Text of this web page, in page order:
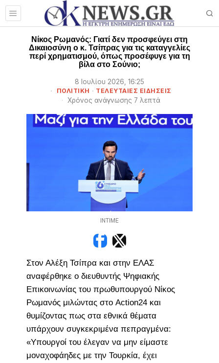
Νίκος Ρωμανός: Γιατί δεν προσφεύγει στη
Δικαιοσύνη ο κ. Τσίπρας για τις καταγγελίες
περί χρηματισμού, όπως προσέφυγε για τη
βίλα στο Σούνιο;
8 Ιουλίου 2026, 16:25
ΠΟΛΙΤΙΚΗ · ΤΕΛΕΥΤΑΙΕΣ ΕΙΔΗΣΕΙΣ
Χρόνος ανάγνωσης 7 λεπτά
INTIME
Στον Αλέξη Τσίπρα και στην ΕΛΑΣ
αναφέρθηκε ο διευθυντής Ψηφιακής
Επικοινωνίας του πρωθυπουργού Νίκος
Ρωμανός μιλώντας στο Action24 και
θυμίζοντας πως στα εθνικά θέματα
υπάρχουν συγκεκριμένα πεπραγμένα:
«Υπουργοί του έλεγαν να μην είμαστε
μοναχοφάηδες με την Τουρκία, έχει